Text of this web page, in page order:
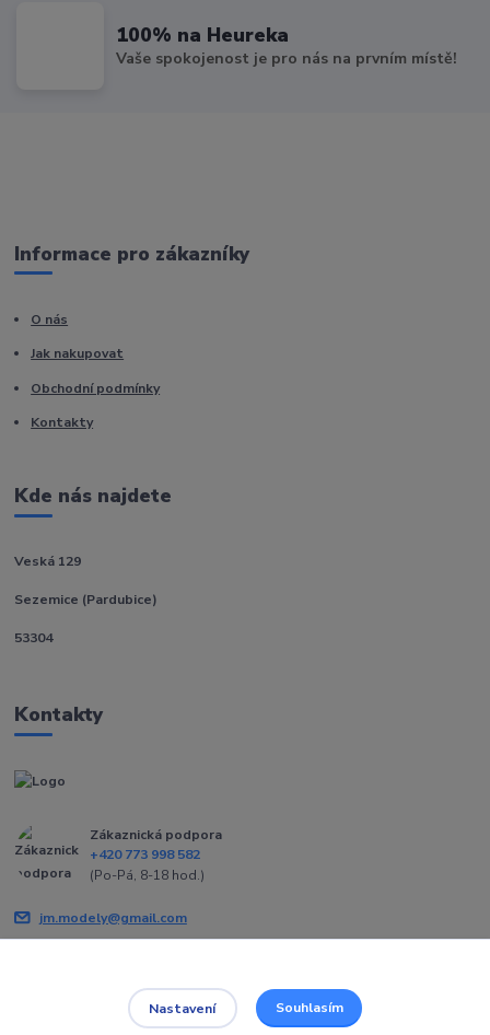
100% na Heureka
Vaše spokojenost je pro nás na prvním místě!
Informace pro zákazníky
O nás
Jak nakupovat
Obchodní podmínky
Kontakty
Kde nás najdete
Veská 129
Sezemice (Pardubice)
53304
Kontakty
Zákaznická podpora
+420 773 998 582
(Po-Pá, 8-18 hod.)
jm.modely@gmail.com
Nastavení Souhlasím